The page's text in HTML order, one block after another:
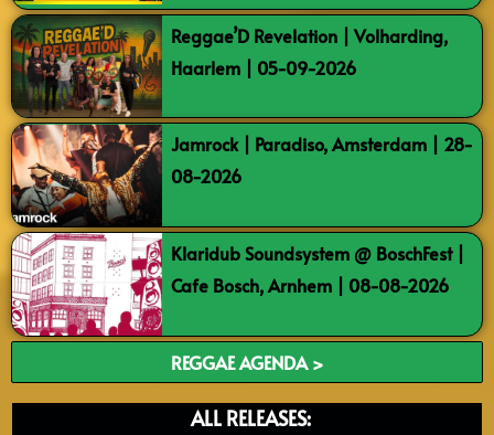
Reggae’D Revelation | Volharding,
Haarlem | 05-09-2026
Jamrock | Paradiso, Amsterdam | 28-
08-2026
Klaridub Soundsystem @ BoschFest |
Cafe Bosch, Arnhem | 08-08-2026
REGGAE AGENDA >
ALL RELEASES: